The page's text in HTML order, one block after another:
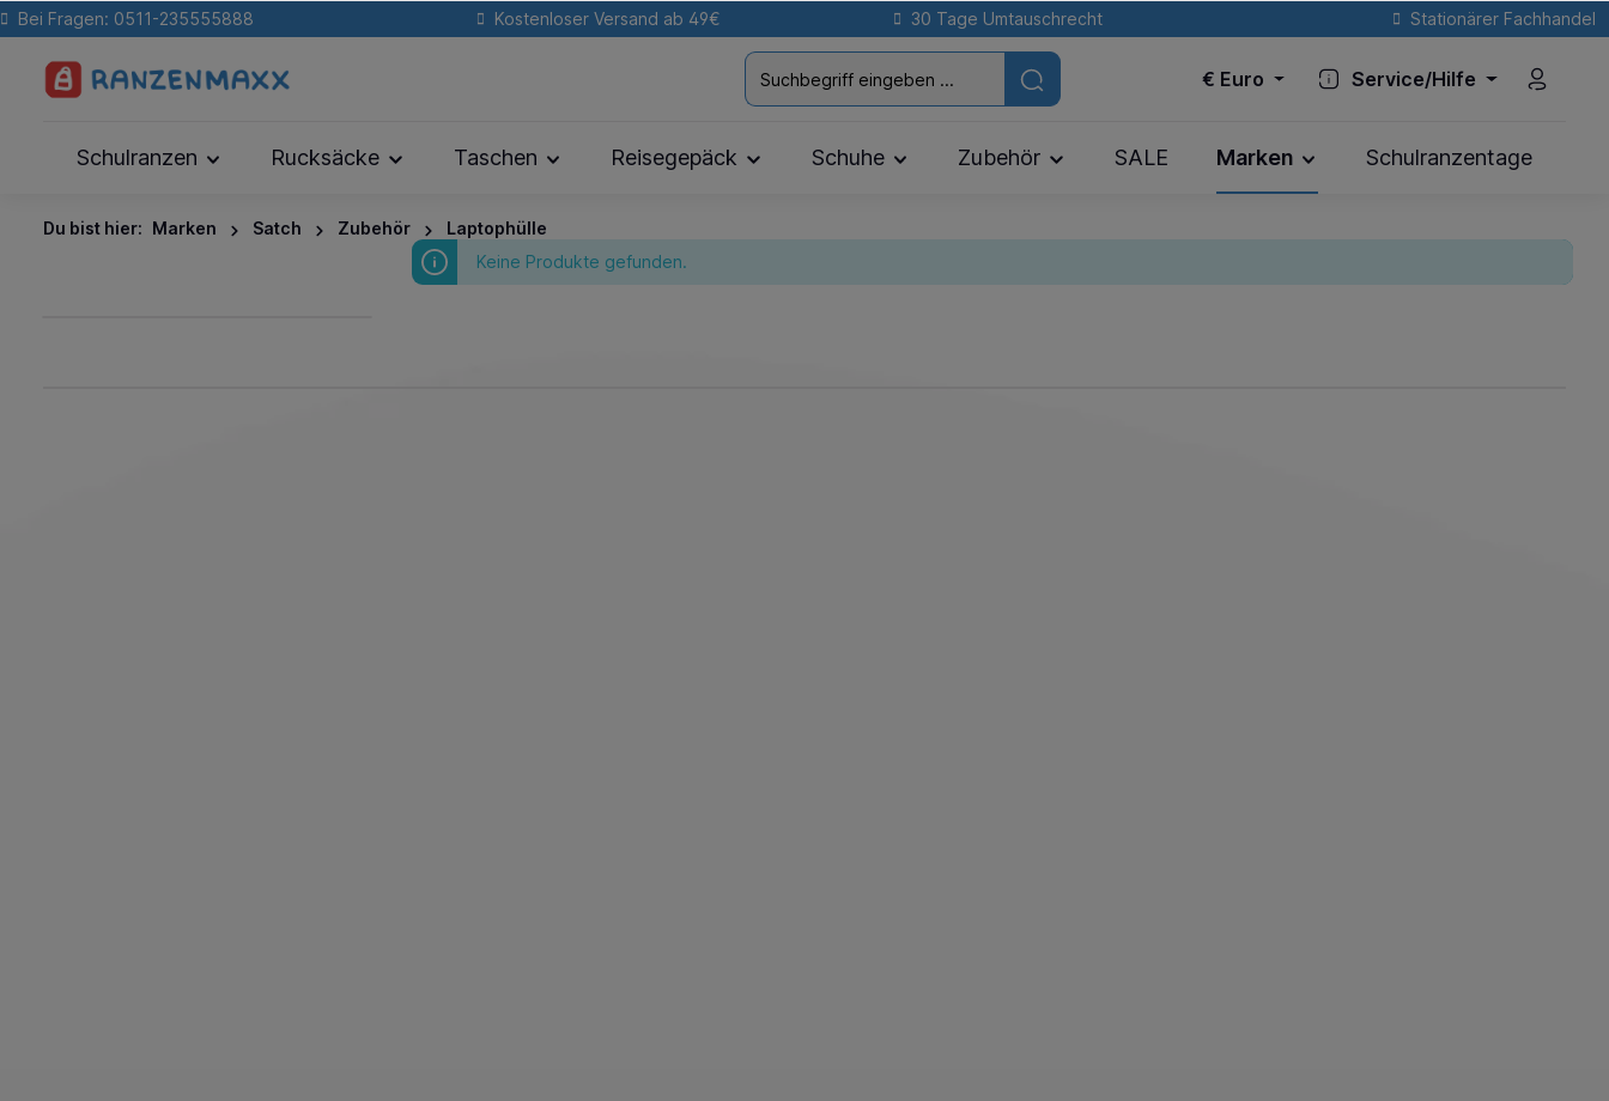
Bei Fragen: 0511-235555888 Kostenloser Versand ab 49€ 30 Tage Umtauschrecht Stationärer Fachhandel
€ Euro Service/Hilfe
Schulranzen Rucksäcke Taschen Reisegepäck Schuhe Zubehör SALE Marken Schulranzentage
Du bist hier: Marken Satch Zubehör
Laptophülle
Keine Produkte gefunden.